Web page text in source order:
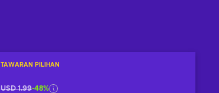
TAWARAN PILIHAN
USD 1.99-48%